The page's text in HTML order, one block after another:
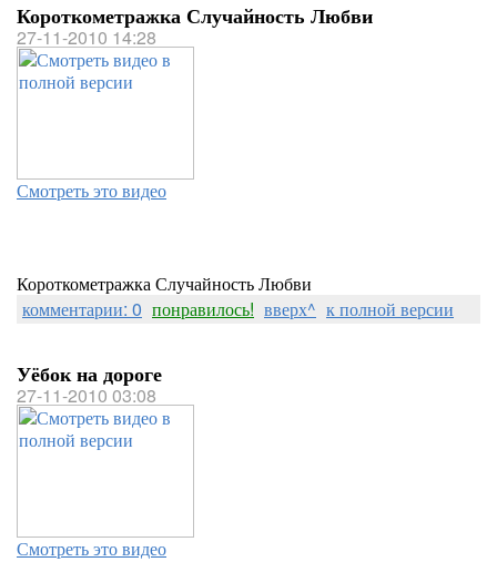
Короткометражка Случайность Любви
27-11-2010 14:28
Смотреть это видео
Короткометражка Случайность Любви
комментарии: 0 понравилось! вверх^ к полной версии
Уёбок на дороге
27-11-2010 03:08
Смотреть это видео